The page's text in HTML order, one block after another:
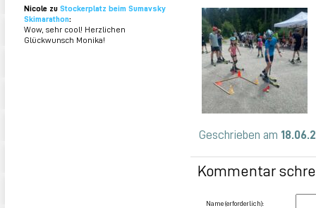
Nicole zu Stockerplatz beim Sumavsky
Skimarathon:
Wow, sehr cool! Herzlichen
Glückwunsch Monika!
Geschrieben am
Kommentar
Name (erforderlich):